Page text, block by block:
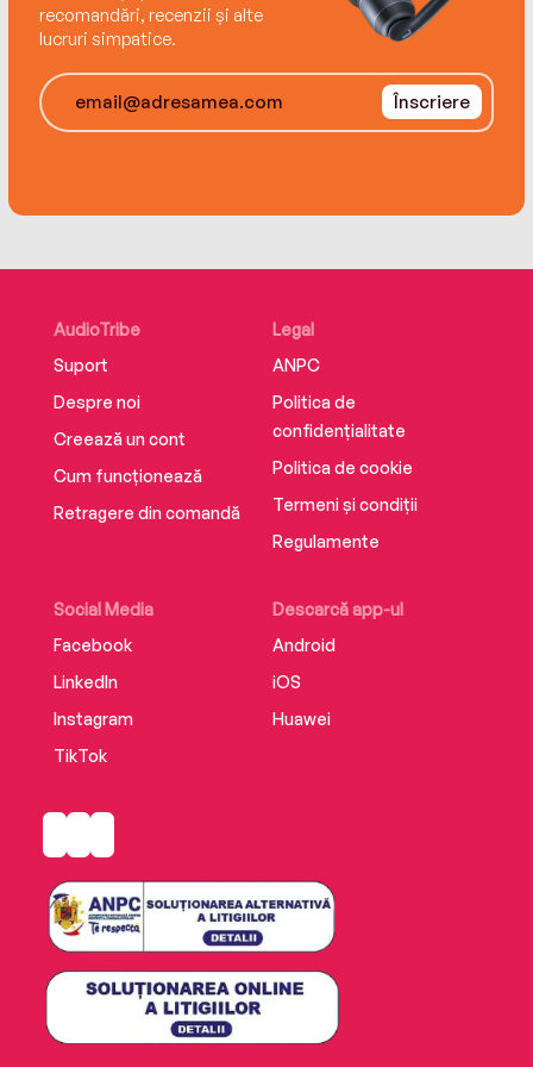
recomandări, recenzii și alte
lucruri simpatice.
Înscriere
AudioTribe
Suport
Despre noi
Creează un cont
Cum funcționează
Retragere din comandă
Social Media
Facebook
LinkedIn
Instagram
TikTok
Descarcă app-ul
Android
iOS
Huawei
Legal
ANPC
Politica de
confidențialitate
Politica de cookie
Termeni și condiții
Regulamente